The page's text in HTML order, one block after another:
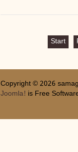
Start
Copyright © 2026
Joomla! is Free